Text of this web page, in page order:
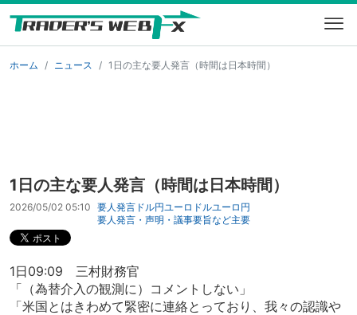
ホーム ニュース 1日の主な要人発言（時間は日本時間）
1日の主な要人発言（時間は日本時間）
2026/05/02 05:10 要人発言 ドル円ユーロドルユーロ円
要人発言・声明・議事要旨など主要
1日09:09 三村財務官
「（為替介入の観測に）コメントしない」
「米国とはきわめて緊密に連絡とっており、我々の認識や